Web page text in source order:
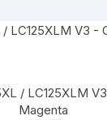
/ LC125XLM
Magenta